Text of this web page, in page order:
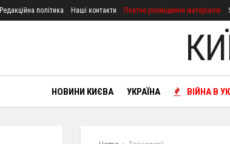
Редакційна політика Наші контакти Платне розміщення матеріалів
НОВИНИ КИЄВА УКРАЇНА ВІЙНА В